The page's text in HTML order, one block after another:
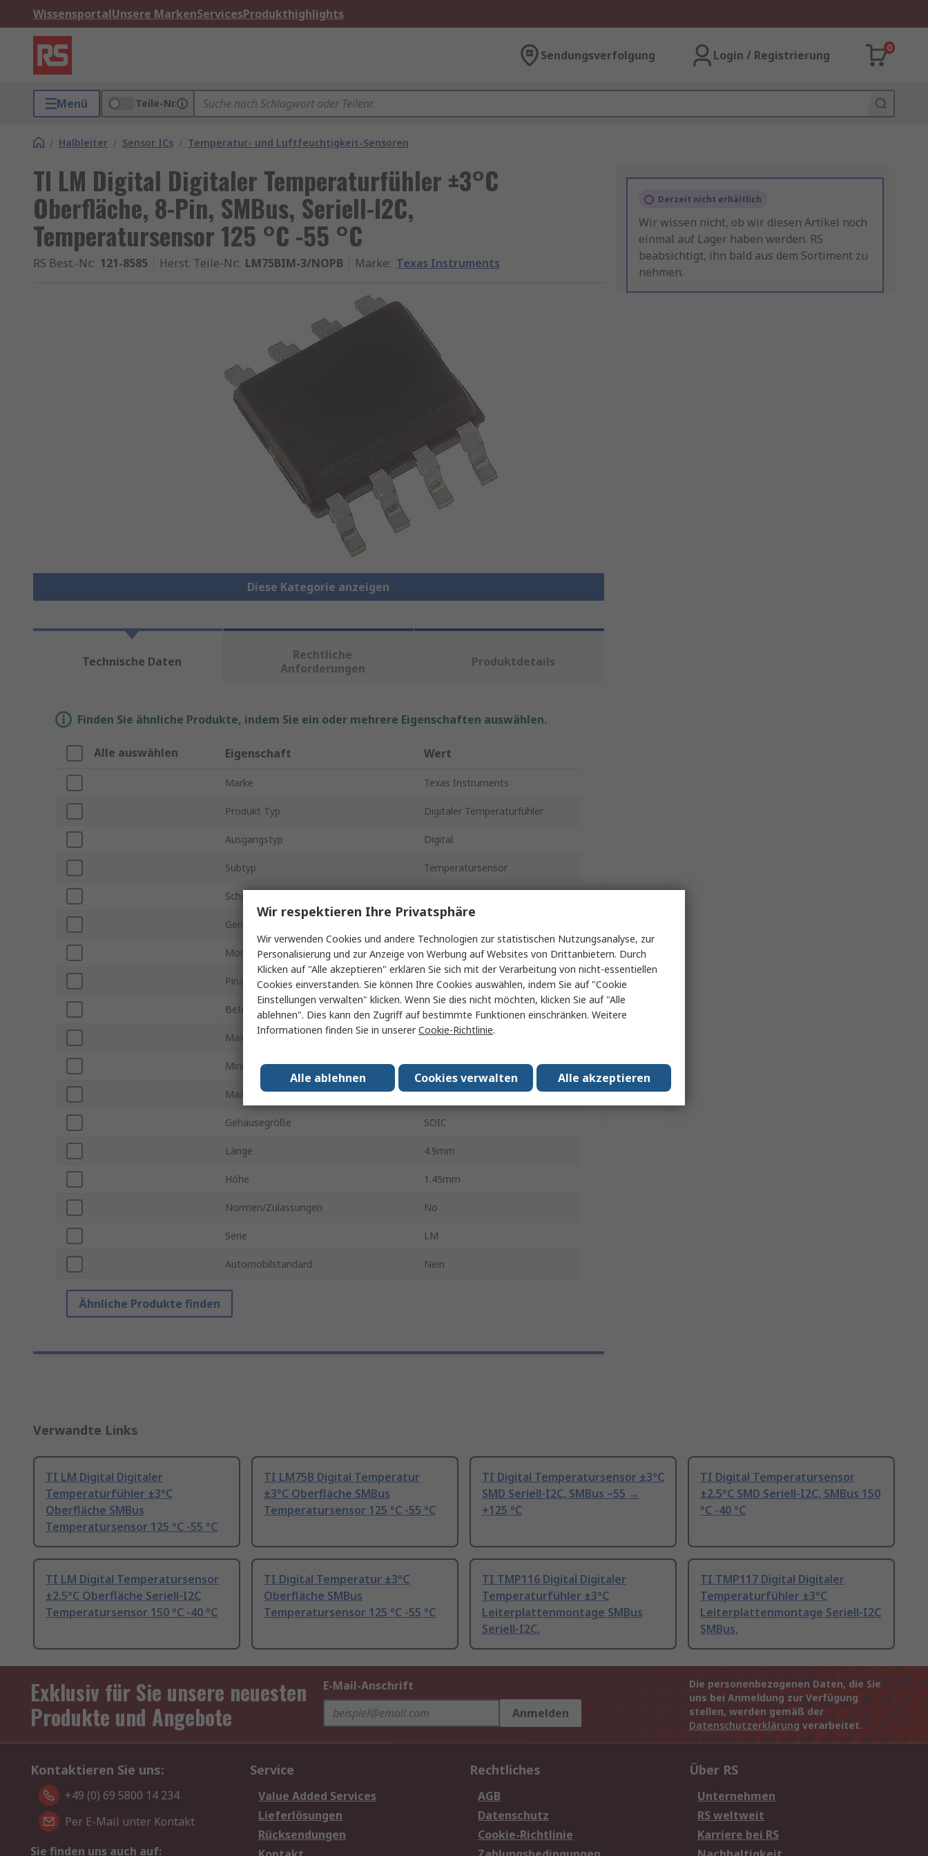
WissensportalUnsere MarkenServicesProdukthighlights
Sendungsverfolgung Login / Registrierung
0
Menü Teile-Nr.
/ Halbleiter / Sensor ICs / Temperatur- und Luftfeuchtigkeit-Sensoren
TI LM Digital Digitaler Temperaturfühler ±3°C
Oberfläche, 8-Pin, SMBus, Seriell-I2C,
Temperatursensor 125 °C -55 °C
RS Best.-Nr.: 121-8585 Herst. Teile-Nr.: LM75BIM-3/NOPB Marke: Texas Instruments
Diese Kategorie anzeigen
Derzeit nicht erhältlich
Wir wissen nicht, ob wir diesen Artikel noch
einmal auf Lager haben werden. RS
beabsichtigt, ihn bald aus dem Sortiment zu
nehmen.
Technische Daten
Rechtliche
Anforderungen
Produktdetails
Finden Sie ähnliche Produkte, indem Sie ein oder mehrere Eigenschaften auswählen.
Alle auswählen Eigenschaft Wert
Marke Texas Instruments
Produkt Typ Digitaler Temperaturfühler
Ausgangstyp Digital
Subtyp Temperatursensor
Schnittstellentyp
Genauigkeit
Montageart Oberfläche
Pinanzahl 8
Betriebstemperatur min. -55°C
Maximale Betriebstemperatur 125°C
Minimale Versorgungsspannung 3V
Maximale Versorgungsspannung 5.5V
Gehäusegröße SOIC
Länge 4.9mm
Höhe 1.45mm
Normen/Zulassungen No
Serie LM
Automobilstandard Nein
Ähnliche Produkte finden
Verwandte Links
TI LM Digital Digitaler
Temperaturfühler ±3°C
Oberfläche SMBus
Temperatursensor 125 °C -55 °C
TI LM75B Digital Temperatur
±3°C Oberfläche SMBus
Temperatursensor 125 °C -55 °C
TI Digital Temperatursensor ±3°C
SMD Seriell-I2C, SMBus –55 →
+125 °C
TI Digital Temperatursensor
±2.5°C SMD Seriell-I2C, SMBus 150
°C -40 °C
TI LM Digital Temperatursensor
±2.5°C Oberfläche Seriell-I2C
Temperatursensor 150 °C -40 °C
TI Digital Temperatur ±3°C
Oberfläche SMBus
Temperatursensor 125 °C -55 °C
TI TMP116 Digital Digitaler
Temperaturfühler ±3°C
Leiterplattenmontage SMBus
Seriell-I2C,
TI TMP117 Digital Digitaler
Temperaturfühler ±3°C
Leiterplattenmontage Seriell-I2C
SMBus,
Exklusiv für Sie unsere neuesten
Produkte und Angebote
E-Mail-Anschrift
Anmelden
Die personenbezogenen Daten, die Sie
uns bei Anmeldung zur Verfügung
stellen, werden gemäß der
Datenschutzerklärung verarbeitet.
Kontaktieren Sie uns:
+49 (0) 69 5800 14 234
Per E-Mail unter Kontakt
Sie finden uns auch auf:
Service
Value Added Services
Lieferlösungen
Rücksendungen
Rechtliches
AGB
Datenschutz
Cookie-Richtlinie
Über RS
Unternehmen
RS weltweit
Karriere bei RS
Wir respektieren Ihre Privatsphäre
Wir verwenden Cookies und andere Technologien zur statistischen Nutzungsanalyse, zur
Personalisierung und zur Anzeige von Werbung auf Websites von Drittanbietern. Durch
Klicken auf "Alle akzeptieren" erklären Sie sich mit der Verarbeitung von nicht-essentiellen
Cookies einverstanden. Sie können Ihre Cookies auswählen, indem Sie auf "Cookie
Einstellungen verwalten" klicken. Wenn Sie dies nicht möchten, klicken Sie auf "Alle
ablehnen". Dies kann den Zugriff auf bestimmte Funktionen einschränken. Weitere
Informationen finden Sie in unsererCookie-Richtlinie.
Alle akzeptieren
Cookies verwalten
Alle ablehnen